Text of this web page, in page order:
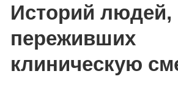
Историй людей,
переживших
клиническую